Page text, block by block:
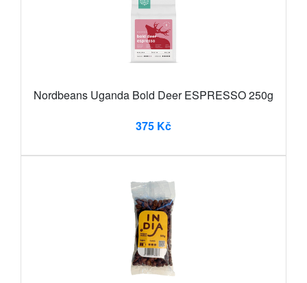
Nordbeans Uganda Bold Deer ESPRESSO 250g
375 Kč